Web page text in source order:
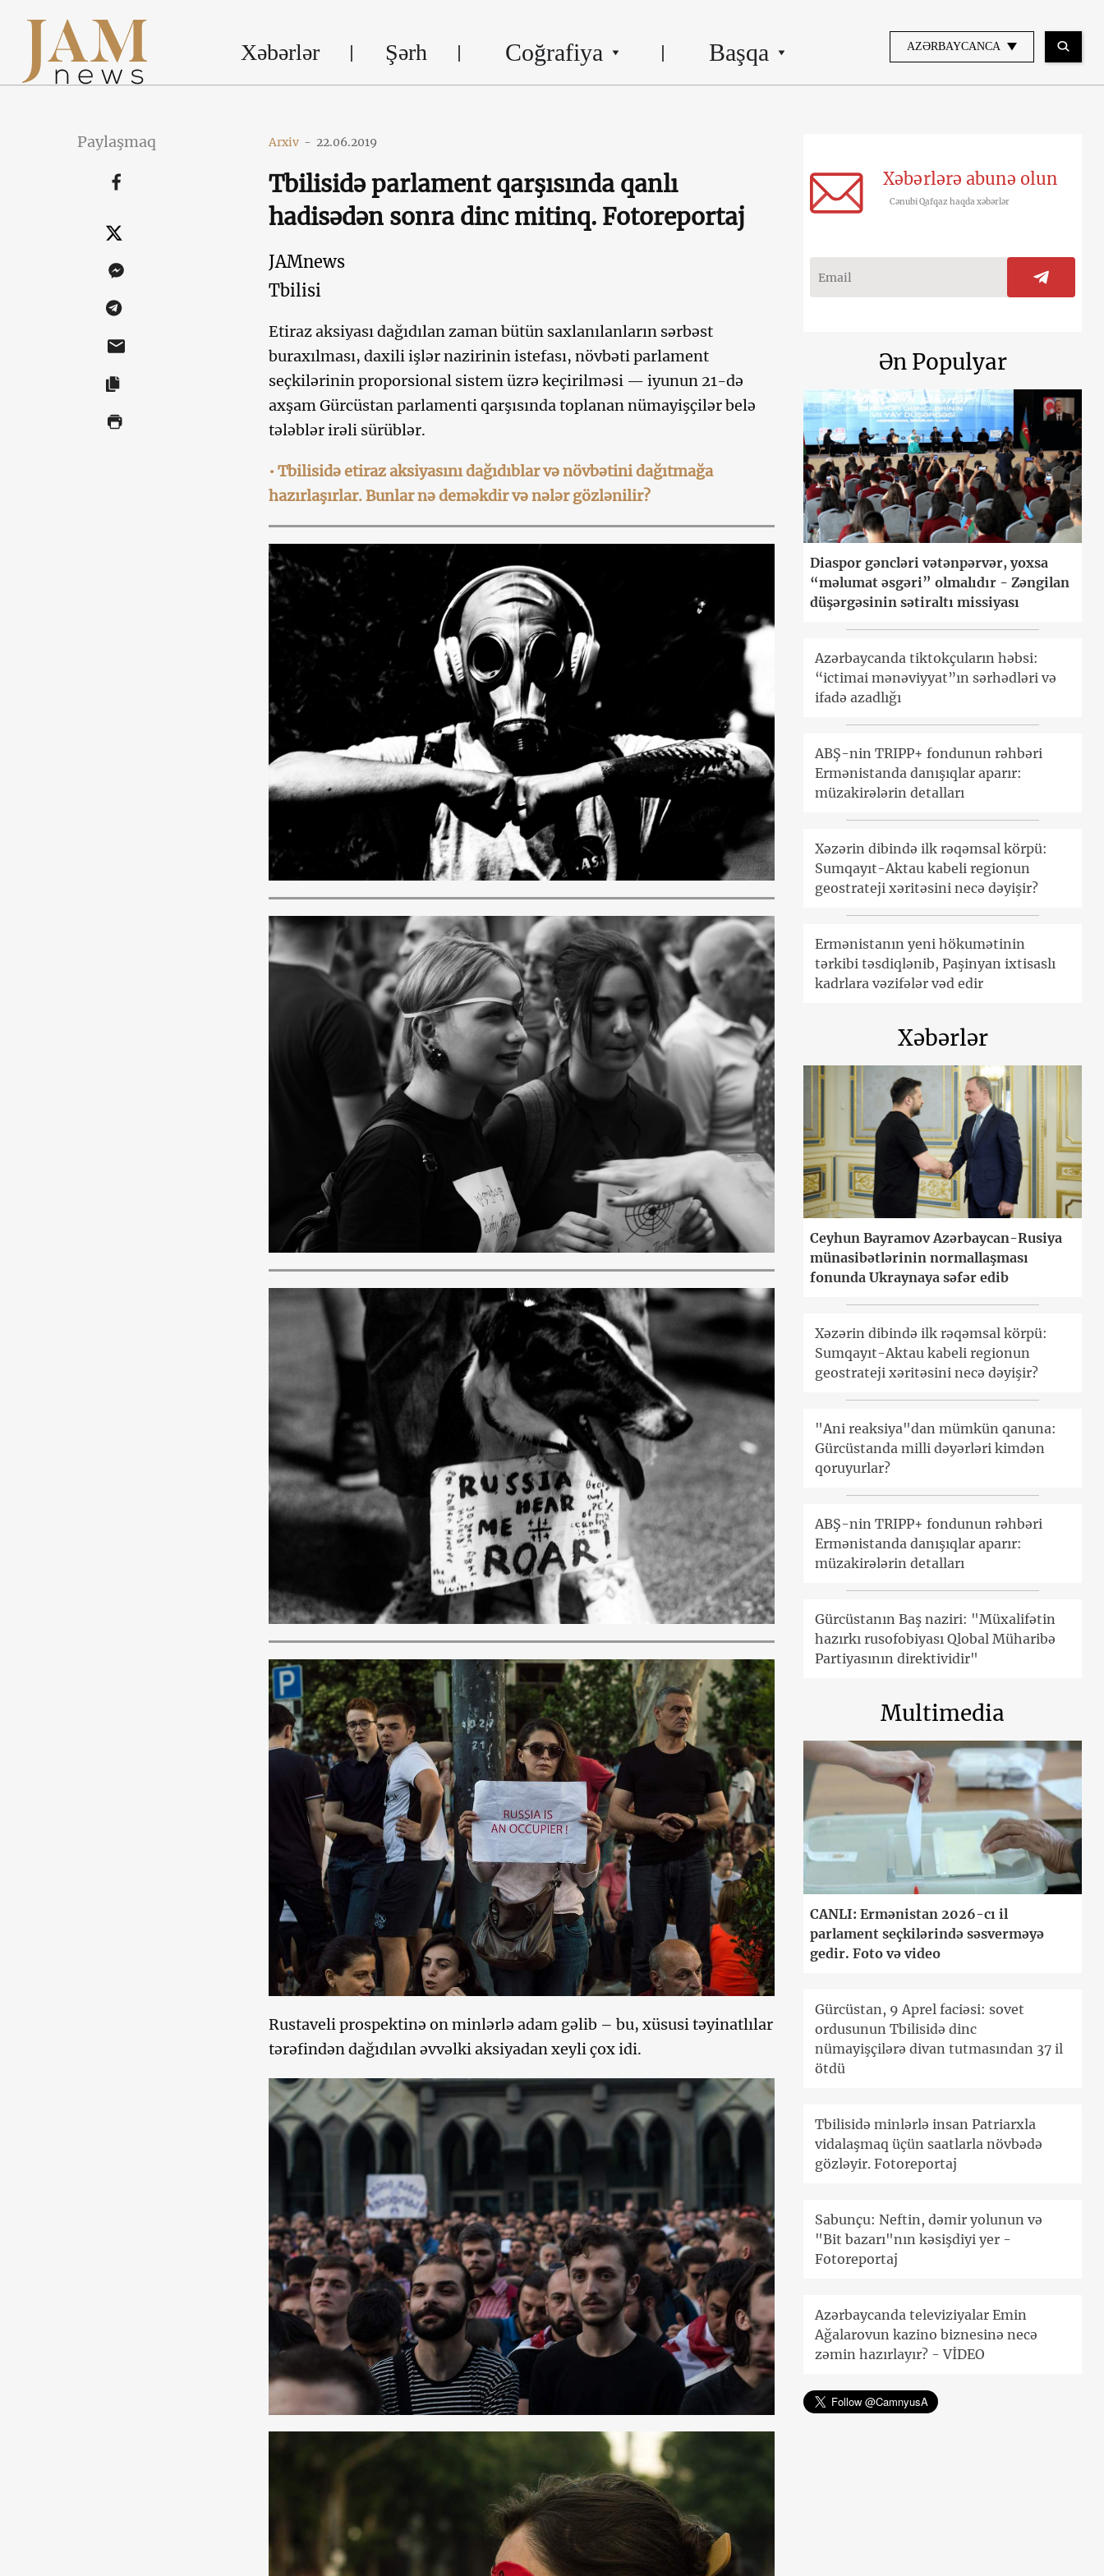
Xəbərlər Şərh Coğrafiya Başqa AZƏRBAYCANCA
Paylaşmaq Arxiv - 22.06.2019
Tbilisidə parlament qarşısında qanlı
hadisədən sonra dinc mitinq. Fotoreportaj
JAMnews
Tbilisi
Etiraz aksiyası dağıdılan zaman bütün saxlanılanların sərbəst
buraxılması, daxili işlər nazirinin istefası, növbəti parlament
seçkilərinin proporsional sistem üzrə keçirilməsi — iyunun 21-də
axşam Gürcüstan parlamenti qarşısında toplanan nümayişçilər belə
tələblər irəli sürüblər.
• Tbilisidə etiraz aksiyasını dağıdıblar və növbətini dağıtmağa
hazırlaşırlar. Bunlar nə deməkdir və nələr gözlənilir?
Rustaveli prospektinə on minlərlə adam gəlib – bu, xüsusi təyinatlılar
tərəfindən dağıdılan əvvəlki aksiyadan xeyli çox idi.
Xəbərlərə abunə olun
Cənubi Qafqaz haqda xəbərlər
Ən Populyar
Diaspor gəncləri vətənpərvər, yoxsa
“məlumat əsgəri” olmalıdır - Zəngilan
düşərgəsinin sətiraltı missiyası
Azərbaycanda tiktokçuların həbsi:
“ictimai mənəviyyat”ın sərhədləri və
ifadə azadlığı
ABŞ-nin TRIPP+ fondunun rəhbəri
Ermənistanda danışıqlar aparır:
müzakirələrin detalları
Xəzərin dibində ilk rəqəmsal körpü:
Sumqayıt-Aktau kabeli regionun
geostrateji xəritəsini necə dəyişir?
Ermənistanın yeni hökumətinin
tərkibi təsdiqlənib, Paşinyan ixtisaslı
kadrlara vəzifələr vəd edir
Xəbərlər
Ceyhun Bayramov Azərbaycan-Rusiya
münasibətlərinin normallaşması
fonunda Ukraynaya səfər edib
Xəzərin dibində ilk rəqəmsal körpü:
Sumqayıt-Aktau kabeli regionun
geostrateji xəritəsini necə dəyişir?
"Ani reaksiya"dan mümkün qanuna:
Gürcüstanda milli dəyərləri kimdən
qoruyurlar?
ABŞ-nin TRIPP+ fondunun rəhbəri
Ermənistanda danışıqlar aparır:
müzakirələrin detalları
Gürcüstanın Baş naziri: "Müxalifətin
hazırkı rusofobiyası Qlobal Müharibə
Partiyasının direktividir"
Multimedia
CANLI: Ermənistan 2026-cı il
parlament seçkilərində səsverməyə
gedir. Foto və video
Gürcüstan, 9 Aprel faciəsi: sovet
ordusunun Tbilisidə dinc
nümayişçilərə divan tutmasından 37 il
ötdü
Tbilisidə minlərlə insan Patriarxla
vidalaşmaq üçün saatlarla növbədə
gözləyir. Fotoreportaj
Sabunçu: Neftin, dəmir yolunun və
"Bit bazarı"nın kəsişdiyi yer -
Fotoreportaj
Azərbaycanda televiziyalar Emin
Ağalarovun kazino biznesinə necə
zəmin hazırlayır? - VİDEO